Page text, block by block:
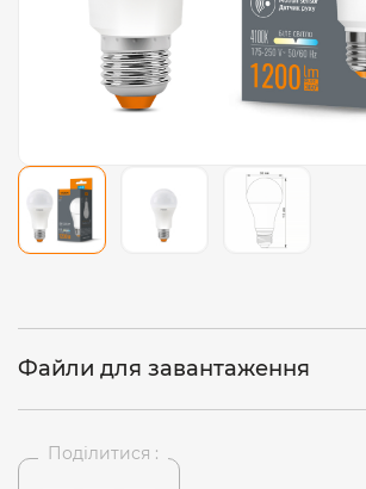
Файли для завантаження
Поділитися :